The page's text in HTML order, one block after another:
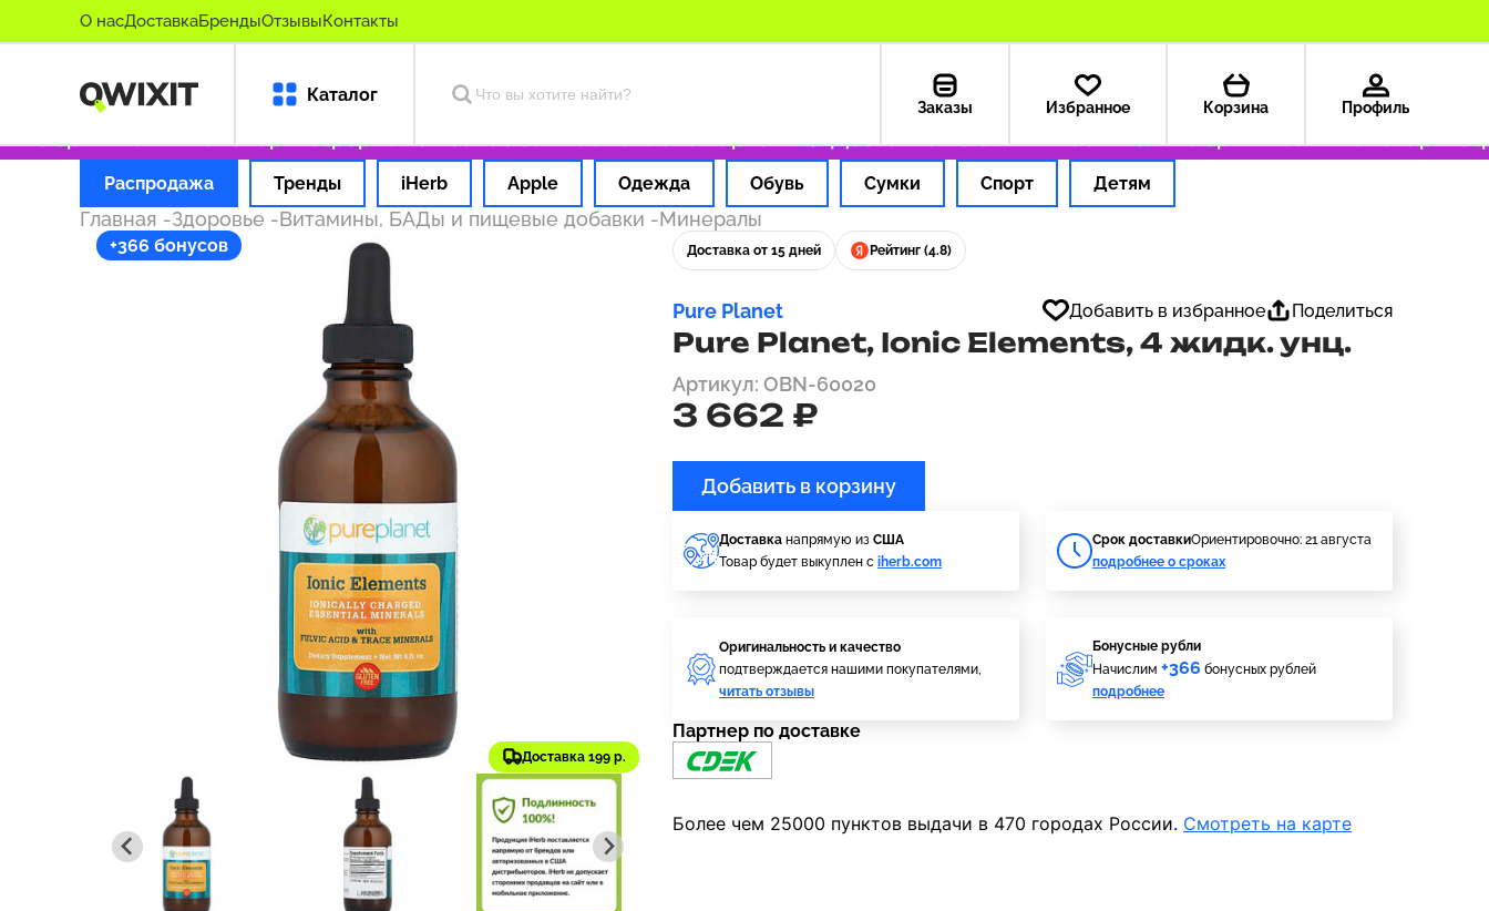
О насДоставкаБрендыОтзывыКонтакты
Каталог
Заказы Избранное Корзина Профиль
оригинальные товары Оформляем заказ за 1 час Оплата картой РФ Доставка из США — 199 ₽ Только оригинальные товары
Распродажа Тренды iHerb Apple Одежда Обувь Сумки Спорт Детям
Главная -Здоровье -Витамины, БАДы и пищевые добавки -Минералы
+366 бонусов
Доставка 199 р.
Доставка от 15 дней Рейтинг (4.8)
Pure Planet Добавить в избранное Поделиться
Pure Planet, Ionic Elements, 4 жидк. унц.
Артикул: OBN-60020
3 662 ₽
Добавить в корзину
Доставка напрямую из США
Товар будет выкуплен с iherb.com
Cрок доставкиОриентировочно: 21 августа
подробнее о сроках
Оригинальность и качество
подтверждается нашими покупателями,
читать отзывы
Бонусные рубли
Начислим +366 бонусных рублей
подробнее
Партнер по доставке
Более чем 25000 пунктов выдачи в 470 городах России. Смотреть на карте